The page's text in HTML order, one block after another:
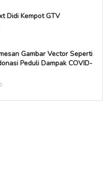
Didi Kempot GTV
Gambar Vector Seperti
Peduli Dampak COVID-